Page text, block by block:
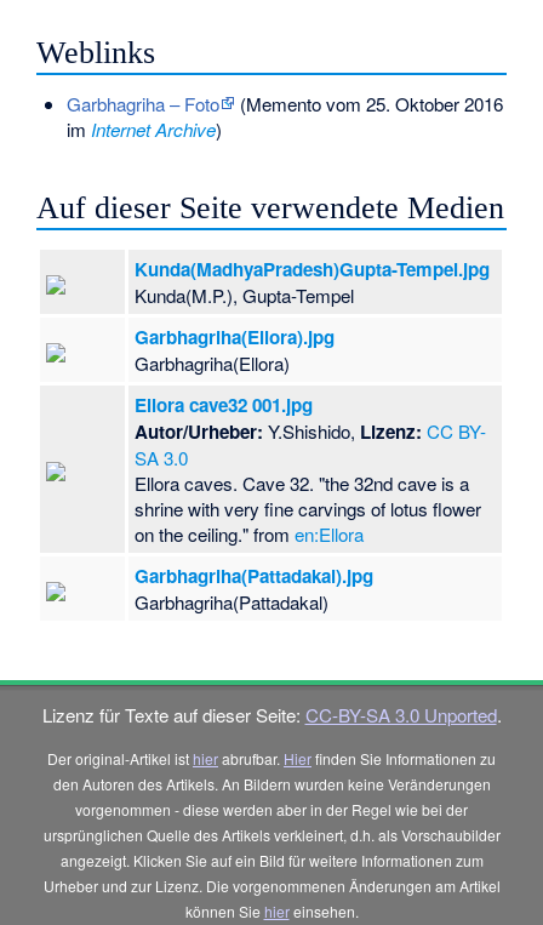
Weblinks
Garbhagriha – Foto (Mementovom 25. Oktober 2016
im Internet Archive)
Auf dieser Seite verwendete Medien
Kunda(MadhyaPradesh)Gupta-Tempel.jpg
Kunda(M.P.), Gupta-Tempel
Garbhagriha(Ellora).jpg
Garbhagriha(Ellora)
Ellora cave32 001.jpg
Autor/Urheber: Y.Shishido, Lizenz: CC BY-
SA 3.0
Ellora caves. Cave 32. "the 32nd cave is a
shrine with very fine carvings of lotus flower
on the ceiling." fromen:Ellora
Garbhagriha(Pattadakal).jpg
Garbhagriha(Pattadakal)
Lizenz für Texte auf dieser Seite: CC-BY-SA 3.0 Unported.
Der original-Artikel ist hierabrufbar. Hierfinden Sie Informationen zu
den Autoren des Artikels. An Bildern wurden keine Veränderungen
vorgenommen - diese werden aber in der Regel wie bei der
ursprünglichen Quelle des Artikels verkleinert, d.h. als Vorschaubilder
angezeigt. Klicken Sie auf ein Bild für weitere Informationen zum
Urheber und zur Lizenz. Die vorgenommenen Änderungen am Artikel
können Sie hiereinsehen.